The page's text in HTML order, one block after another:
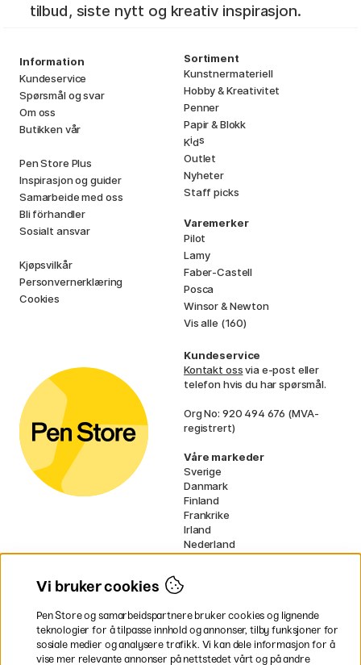
tilbud, siste nytt og kreativ inspirasjon.
Information
Kundeservice
Spørsmål og svar
Om oss
Butikken vår
Pen Store Plus
Inspirasjon og guider
Samarbeide med oss
Bli förhandler
Sosialt ansvar
Kjøpsvilkår
Personvernerklæring
Cookies
Sortiment
Kunstnermateriell
Hobby & Kreativitet
Penner
Papir & Blokk
Kids
Outlet
Nyheter
Staff picks
Varemerker
Pilot
Lamy
Faber-Castell
Posca
Winsor & Newton
Vis alle (160)
Kundeservice
Kontakt ossvia e-post eller
telefon hvis du har spørsmål.
Org No: 920 494 676 (MVA-
registrert)
Våre markeder
Sverige
Danmark
Finland
Frankrike
Irland
Nederland
Tyskland
* Spesifikkefraktvilkårgjelder for
voluminøse varer.
Vi bruker cookies
Pen Store og samarbeidspartnere bruker cookies og lignende
teknologier for å tilpasse innhold og annonser, tilby funksjoner for
sosiale medier og analysere trafikk. Vi kan dele informasjon for å
vise mer relevante annonser på nettstedet vårt og på andre